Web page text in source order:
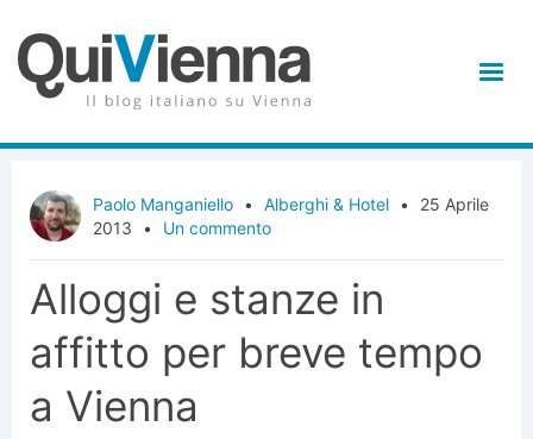
Paolo Manganiello • Alberghi & Hotel •
25 Aprile
2013
• Un commento
Alloggi e stanze in
affitto per breve tempo
a Vienna